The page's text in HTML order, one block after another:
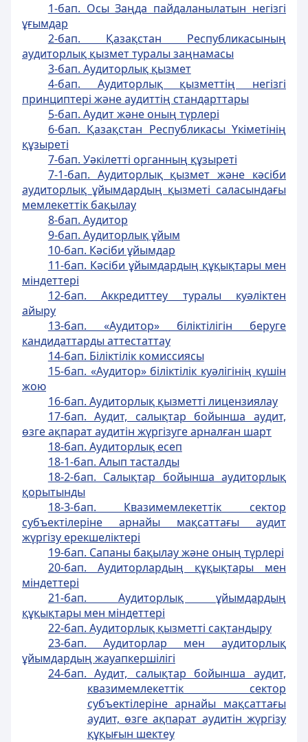
1-бап. Осы Заңда пайдаланылатын негiзгi
ұғымдар
2-бап. Қазақстан Республикасының
аудиторлық қызмет туралы заңнамасы
3-бап. Аудиторлық қызмет
4-бап. Аудиторлық қызметтiң негiзгi
принциптерi және аудиттiң стандарттары
5-бап. Аудит және оның түрлерi
6-бап. Қазақстан Республикасы Үкiметiнiң
құзыретi
7-бап. Уәкiлеттi органның құзыретi
7-1-бап. Аудиторлық қызмет және кәсіби
аудиторлық ұйымдардың қызметі саласындағы
мемлекеттік бақылау
8-бап. Аудитор
9-бап. Аудиторлық ұйым
10-бап. Кәсiби ұйымдар
11-бап. Кәсiби ұйымдардың құқықтары мен
мiндеттерi
12-бап. Аккредиттеу туралы куәлiктен
айыру
13-бап. «Аудитор» бiлiктiлiгiн беруге
кандидаттарды аттестаттау
14-бап. Бiлiктiлiк комиссиясы
15-бап. «Аудитор» бiлiктiлiк куәлiгiнiң күшiн
жою
16-бап. Аудиторлық қызметтi лицензиялау
17-бап. Аудит, салықтар бойынша аудит,
өзге ақпарат аудитін жүргізуге арналған шарт
18-бап. Аудиторлық есеп
18-1-бап. Алып тасталды
18-2-бап. Салықтар бойынша аудиторлық
қорытынды
18-3-бап. Квазимемлекеттік сектор
субъектілеріне арнайы мақсаттағы аудит
жүргізу ерекшеліктері
19-бап. Сапаны бақылау және оның түрлерi
20-бап. Аудиторлардың құқықтары мен
мiндеттерi
21-бап. Аудиторлық ұйымдардың
құқықтары мен мiндеттерi
22-бап. Аудиторлық қызметтi сақтандыру
23-бап. Аудиторлар мен аудиторлық
ұйымдардың жауапкершiлiгi
24-бап. Аудит, салықтар бойынша аудит,
квазимемлекеттік сектор
субъектілеріне арнайы мақсаттағы
аудит, өзге ақпарат аудитін жүргізу
құқығын шектеу